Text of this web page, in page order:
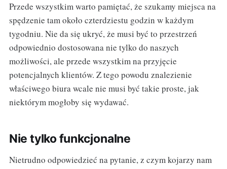
Przede wszystkim warto pamiętać, że szukamy miejsca na
spędzenie tam około czterdziestu godzin w każdym
tygodniu. Nie da się ukryć, że musi być to przestrzeń
odpowiednio dostosowana nie tylko do naszych
możliwości, ale przede wszystkim na przyjęcie
potencjalnych klientów. Z tego powodu znalezienie
właściwego biura wcale nie musi być takie proste, jak
niektórym mogłoby się wydawać.
Nie tylko funkcjonalne
Nietrudno odpowiedzieć na pytanie, z czym kojarzy nam